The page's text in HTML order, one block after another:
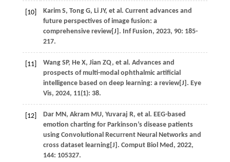
[10] Karim S, Tong G, Li JY, et al. Current advances and
future perspectives of image fusion: a
comprehensive review[J]. Inf Fusion, 2023, 90: 185-
217.
[11] Wang SP, He X, Jian ZQ, et al. Advances and
prospects of multi-modal ophthalmic artificial
intelligence based on deep learning: a review[J]. Eye
Vis, 2024, 11(1): 38.
[12] Dar MN, Akram MU, Yuvaraj R, et al. EEG-based
emotion charting for Parkinson’s disease patients
using Convolutional Recurrent Neural Networks and
cross dataset learning[J]. Comput Biol Med, 2022,
144: 105327.